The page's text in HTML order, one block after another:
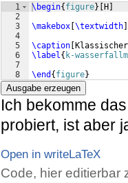
1
2
3
4
5
6
7
8
\begin{ figure} H
\makebox \textwidth
\caption
\label{ k-
\end { figure}
Ausgabe erzeugen
Ich bekomme
probiert, ist aber
Open in writeLaTeX
Code, hier editierbar